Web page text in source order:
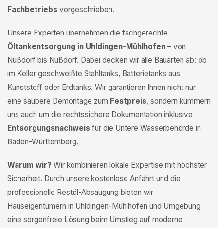
Fachbetriebs vorgeschrieben.
Unsere Experten übernehmen die fachgerechte
Öltankentsorgung in Uhldingen-Mühlhofen – von
Nußdorf bis Nußdorf. Dabei decken wir alle Bauarten ab: ob
im Keller geschweißte Stahltanks, Batterietanks aus
Kunststoff oder Erdtanks. Wir garantieren Ihnen nicht nur
eine saubere Demontage zum Festpreis, sondern kümmern
uns auch um die rechtssichere Dokumentation inklusive
Entsorgungsnachweis für die Untere Wasserbehörde in
Baden-Württemberg.
Warum wir? Wir kombinieren lokale Expertise mit höchster
Sicherheit. Durch unsere kostenlose Anfahrt und die
professionelle Restöl-Absaugung bieten wir
Hauseigentümern in Uhldingen-Mühlhofen und Umgebung
eine sorgenfreie Lösung beim Umstieg auf moderne